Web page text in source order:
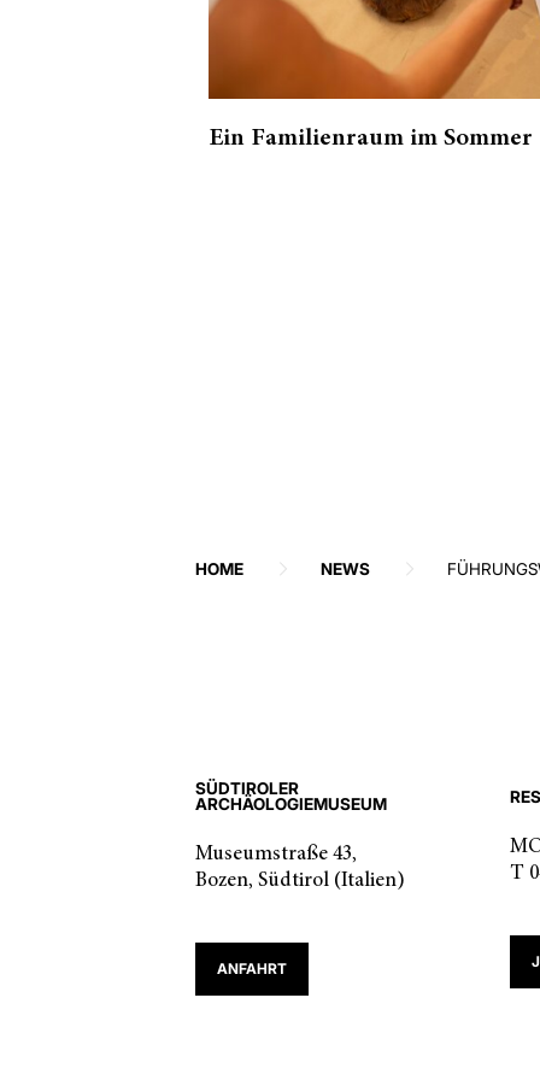
Ein Familienraum im Sommer
HOME NEWS
SÜDTIROLER
ARCHÄOLOGIEMUSEUM
Museumstraße 43,
Bozen, Südtirol (Italien)
ANFAHRT
T